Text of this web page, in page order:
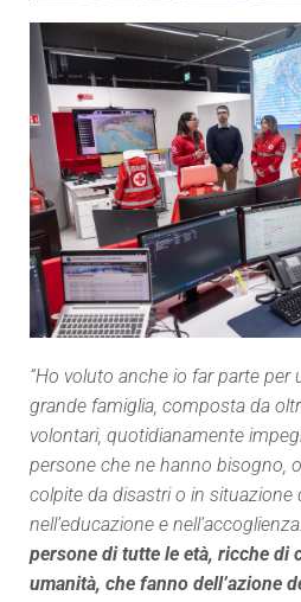
“Ho voluto anche io far parte
grande famiglia, composta da
volontari, quotidianamente
persone che ne hanno bisogno,
colpite da disastri o in situazione
nell’educazione e nell’accoglienza.
persone di tutte le età, ricche di
umanità, che fanno dell’azione